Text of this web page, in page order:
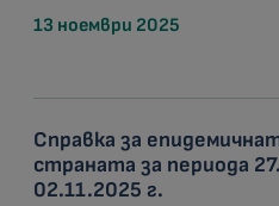
13 ноември 2025
Справка за
страната за периода
02.11.2025 г.